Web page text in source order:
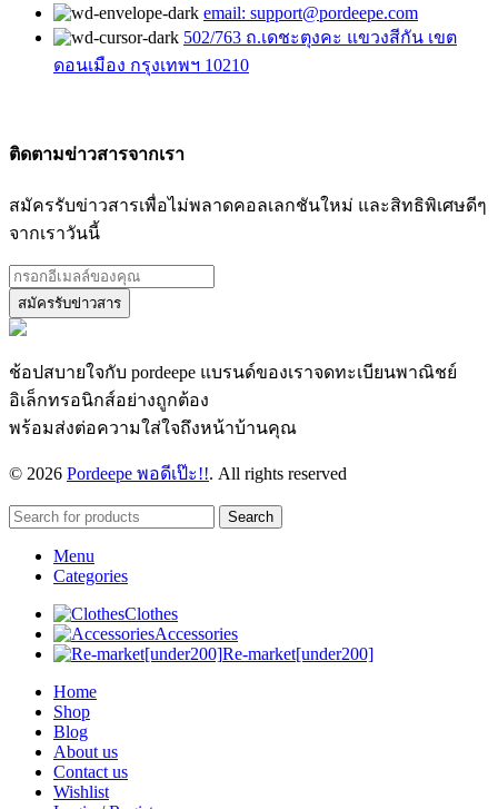
email: support@pordeepe.com
502/763 ถ.เดชะตุงคะ แขวงสีกัน เขต
ดอนเมือง กรุงเทพฯ 10210
ติดตามข่าวสารจากเรา
สมัครรับข่าวสารเพื่อไม่พลาดคอลเลกชันใหม่ และสิทธิพิเศษดีๆ
จากเราวันนี้
ช้อปสบายใจกับ pordeepe แบรนด์ของเราจดทะเบียนพาณิชย์
อิเล็กทรอนิกส์อย่างถูกต้อง
พร้อมส่งต่อความใส่ใจถึงหน้าบ้านคุณ
© 2026 Pordeepe พอดีเป๊ะ!!. All rights reserved
Search
Menu
Categories
Clothes
Accessories
Re-market[under200]
Home
Shop
Blog
About us
Contact us
Wishlist